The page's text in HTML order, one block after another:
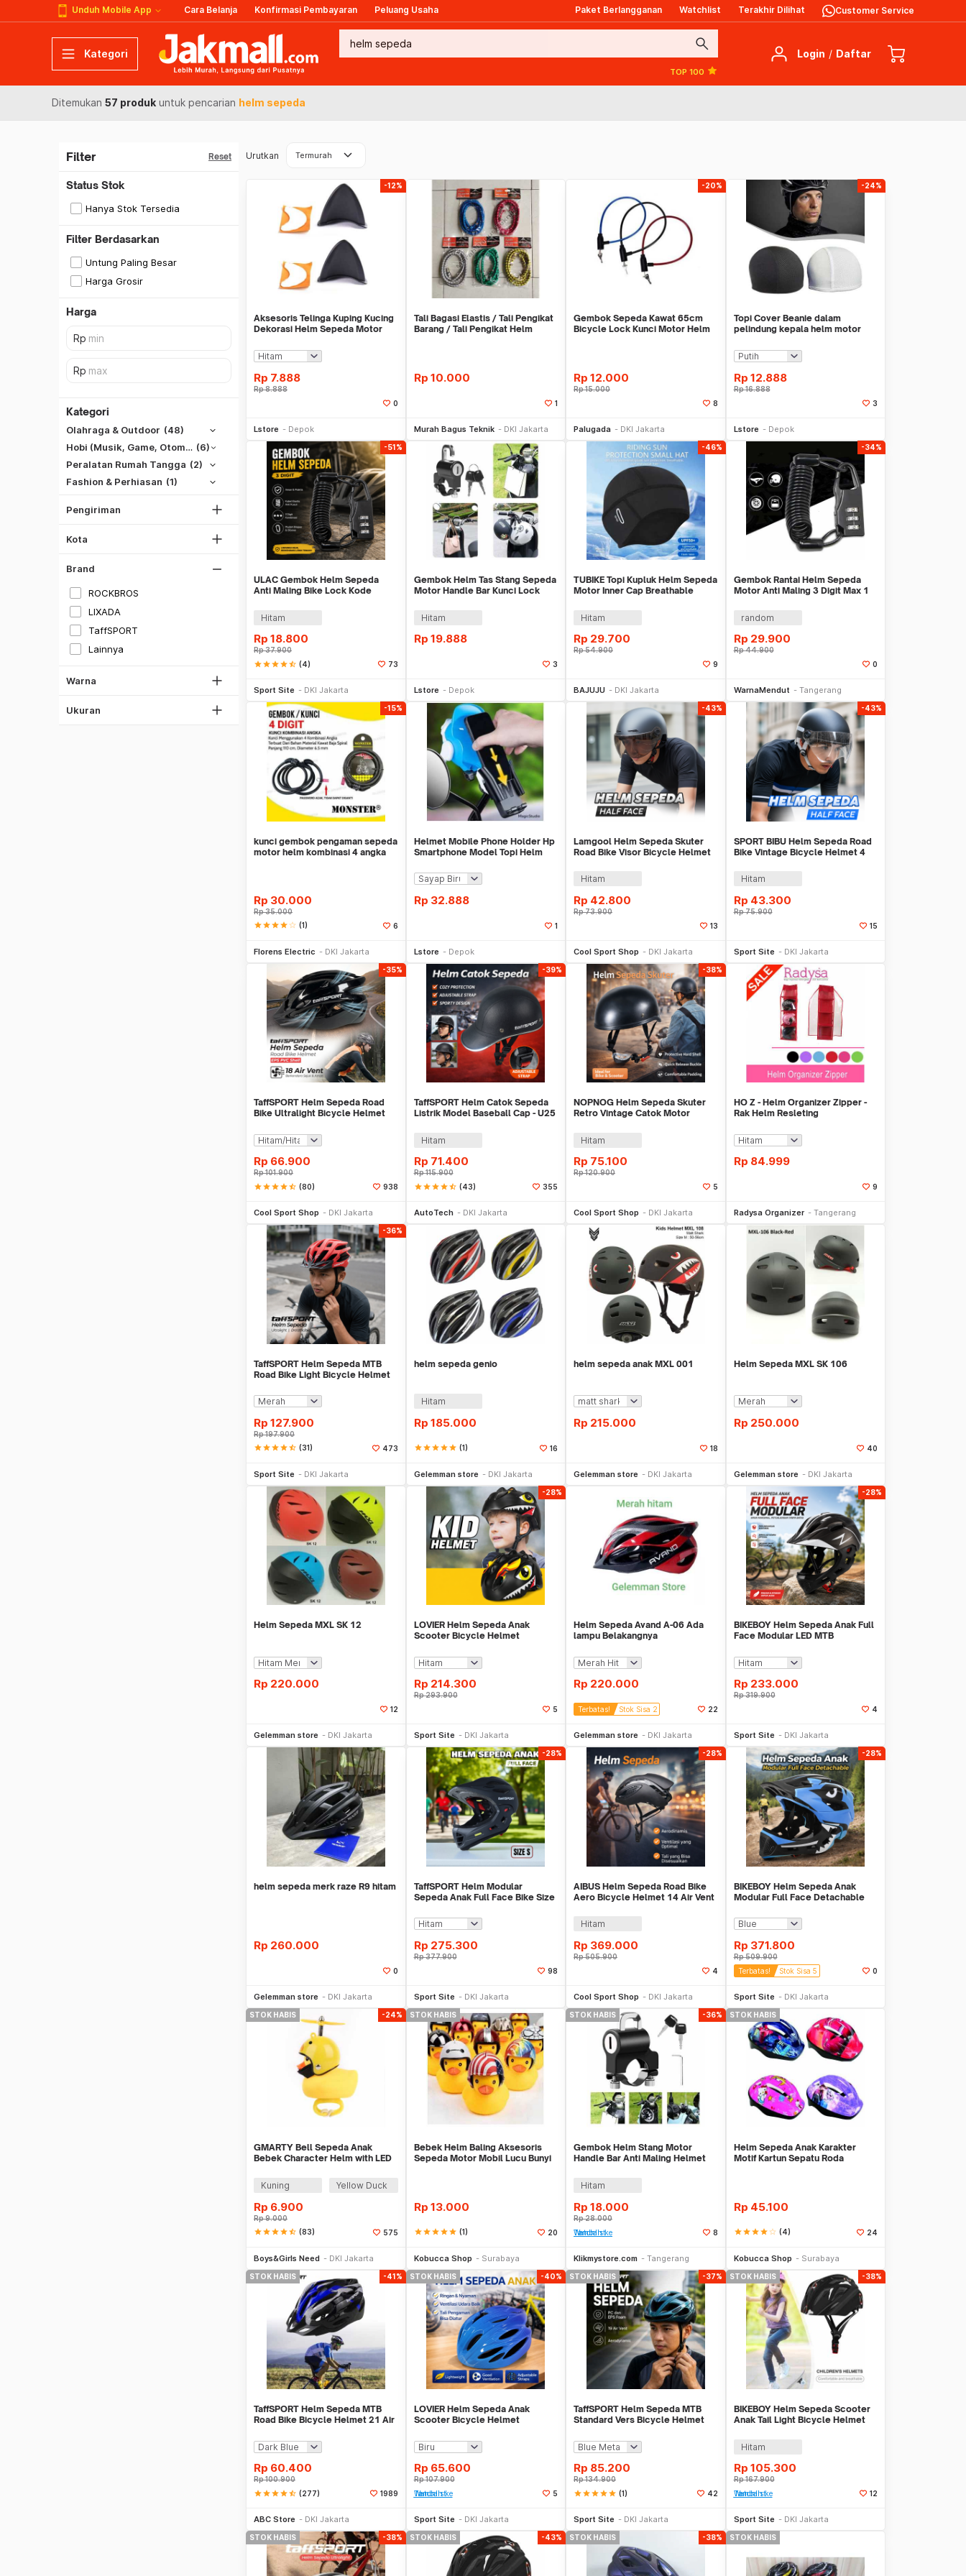
Unduh Mobile App Cara Belanja Konfirmasi Pembayaran Peluang Usaha Paket Berlangganan Watchlist Terakhir Dilihat Customer Service
Kategori search
TOP 100
Login / Daftar
Ditemukan 57 produk untuk pencarian helm sepeda
Filter Reset
Status Stok
Hanya Stok Tersedia
Filter Berdasarkan
Untung Paling Besar
Harga Grosir
Harga
Kategori
Olahraga & Outdoor (48)
Hobi (Musik, Game, Otomotif, Dll) (6)
Peralatan Rumah Tangga (2)
Fashion & Perhiasan (1)
Pengiriman
SiCepat REG
SiCepat BEST
Lihat Semua
Kota
DKI Jakarta
Tangerang
Bekasi
Bogor
Lihat Semua
Brand
ROCKBROS
LIXADA
TaffSPORT
Lainnya
Warna
Hitam
Hijau
Biru
Kuning
Ungu
UkuranAll Size
Urutkan Termurah keyboard_arrow_down
-12%
Aksesoris Telinga Kuping Kucing
Dekorasi Helm Sepeda Motor
Rp 7.888
Rp8.888
0
Lstore Depok
Tali Bagasi Elastis / Tali Pengikat
Barang / Tali Pengikat Helm
Rp 10.000
1
Murah Bagus Teknik DKI Jakarta
-20%
Gembok Sepeda Kawat 65cm
Bicycle Lock Kunci Motor Helm
Rp 12.000
Rp15.000
8
Palugada DKI Jakarta
-24%
Topi Cover Beanie dalam
pelindung kepala helm motor
Rp 12.888
Rp16.888
3
Lstore Depok
-51%
ULAC Gembok Helm Sepeda
Anti Maling Bike Lock Kode
Hitam
Rp 18.800
Rp37.900
starstarstarstarstar_half (4) 73
Sport Site DKI Jakarta
Gembok Helm Tas Stang Sepeda
Motor Handle Bar Kunci Lock
Hitam
Rp 19.888
3
Lstore Depok
-46%
TUBIKE Topi Kupluk Helm Sepeda
Motor Inner Cap Breathable
Hitam
Rp 29.700
Rp54.900
9
BAJUJU DKI Jakarta
-34%
Gembok Rantai Helm Sepeda
Motor Anti Maling 3 Digit Max 1
random
Rp 29.900
Rp44.900
0
WarnaMendut Tangerang
-15%
kunci gembok pengaman sepeda
motor helm kombinasi 4 angka
Rp 30.000
Rp35.000
starstarstarstarstar_border (1) 6
Florens Electric DKI Jakarta
Helmet Mobile Phone Holder Hp
Smartphone Model Topi Helm
Rp 32.888
1
Lstore Depok
-43%
Lamgool Helm Sepeda Skuter
Road Bike Visor Bicycle Helmet
Hitam
Rp 42.800
Rp73.900
13
Cool Sport Shop DKI Jakarta
-43%
SPORT BIBU Helm Sepeda Road
Bike Vintage Bicycle Helmet 4
Hitam
Rp 43.300
Rp75.900
15
Sport Site DKI Jakarta
-35%
TaffSPORT Helm Sepeda Road
Bike Ultralight Bicycle Helmet
Rp 66.900
Rp101.900
starstarstarstarstar_half (80) 938
Cool Sport Shop DKI Jakarta
-39%
TaffSPORT Helm Catok Sepeda
Listrik Model Baseball Cap - U25
Hitam
Rp 71.400
Rp115.900
starstarstarstarstar_half (43) 355
AutoTech DKI Jakarta
-38%
NOPNOG Helm Sepeda Skuter
Retro Vintage Catok Motor
Hitam
Rp 75.100
Rp120.900
5
Cool Sport Shop DKI Jakarta
HO Z - Helm Organizer Zipper -
Rak Helm Resleting
Rp 84.999
9
Radysa Organizer Tangerang
-36%
TaffSPORT Helm Sepeda MTB
Road Bike Light Bicycle Helmet
Rp 127.900
Rp197.900
starstarstarstarstar_half (31) 473
Sport Site DKI Jakarta
helm sepeda genio
Hitam
Rp 185.000
starstarstarstarstar (1) 16
Gelemman store DKI Jakarta
helm sepeda anak MXL 001
Rp 215.000
18
Gelemman store DKI Jakarta
Helm Sepeda MXL SK 106
Rp 250.000
40
Gelemman store DKI Jakarta
Helm Sepeda MXL SK 12
Rp 220.000
12
Gelemman store DKI Jakarta
-28%
LOVIER Helm Sepeda Anak
Scooter Bicycle Helmet
Rp 214.300
Rp293.900
5
Sport Site DKI Jakarta
Helm Sepeda Avand A-06 Ada
lampu Belakangnya
Rp 220.000
Terbatas! Stok Sisa 2 22
Gelemman store DKI Jakarta
-28%
BIKEBOY Helm Sepeda Anak Full
Face Modular LED MTB
Rp 233.000
Rp319.900
4
Sport Site DKI Jakarta
helm sepeda merk raze R9 hitam
Rp 260.000
0
Gelemman store DKI Jakarta
-28%
TaffSPORT Helm Modular
Sepeda Anak Full Face Bike Size
Rp 275.300
Rp377.900
98
Sport Site DKI Jakarta
-28%
AIBUS Helm Sepeda Road Bike
Aero Bicycle Helmet 14 Air Vent
Hitam
Rp 369.000
Rp505.900
4
Cool Sport Shop DKI Jakarta
-28%
BIKEBOY Helm Sepeda Anak
Modular Full Face Detachable
Rp 371.800
Rp509.900
Terbatas!
Stok Sisa 5 0
Sport Site DKI Jakarta
STOK HABIS -24%
GMARTY Bell Sepeda Anak
Bebek Character Helm with LED
Kuning
Yellow Duck
Rp 6.900
Rp9.000
starstarstarstarstar_half (83) 575
Boys&Girls Need DKI Jakarta
STOK HABIS
Bebek Helm Baling Aksesoris
Sepeda Motor Mobil Lucu Bunyi
Rp 13.000
starstarstarstarstar (1) 20
Kobucca Shop Surabaya
STOK HABIS -36%
Gembok Helm Stang Motor
Handle Bar Anti Maling Helmet
Hitam
Rp 18.000
Rp28.000
Tambah ke Watchlist
8
Klikmystore.com Tangerang
STOK HABIS
Helm Sepeda Anak Karakter
Motif Kartun Sepatu Roda
Rp 45.100
starstarstarstarstar_border (4) 24
Kobucca Shop Surabaya
STOK HABIS -41%
TaffSPORT Helm Sepeda MTB
Road Bike Bicycle Helmet 21 Air
Rp 60.400
Rp100.900
starstarstarstarstar_half (277) 1989
ABC Store DKI Jakarta
STOK HABIS -40%
LOVIER Helm Sepeda Anak
Scooter Bicycle Helmet
Rp 65.600
Rp107.900
Tambah ke Watchlist
5
Sport Site DKI Jakarta
STOK HABIS -37%
TaffSPORT Helm Sepeda MTB
Standard Vers Bicycle Helmet
Rp 85.200
Rp134.900
starstarstarstarstar (1) 42
Sport Site DKI Jakarta
STOK HABIS -38%
BIKEBOY Helm Sepeda Scooter
Anak Tail Light Bicycle Helmet
Hitam
Rp 105.300
Rp167.900
Tambah ke Watchlist
12
Sport Site DKI Jakarta
STOK HABIS -38% STOK HABIS -43% STOK HABIS -38% STOK HABIS